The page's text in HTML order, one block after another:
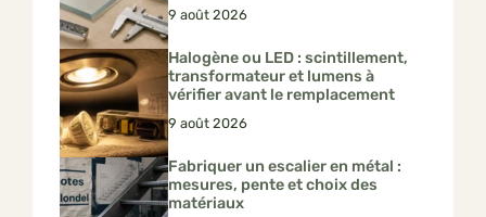
9 août 2026
Halogène ou LED : scintillement,
transformateur et lumens à
vérifier avant le remplacement
9 août 2026
Fabriquer un escalier en métal :
mesures, pente et choix des
matériaux